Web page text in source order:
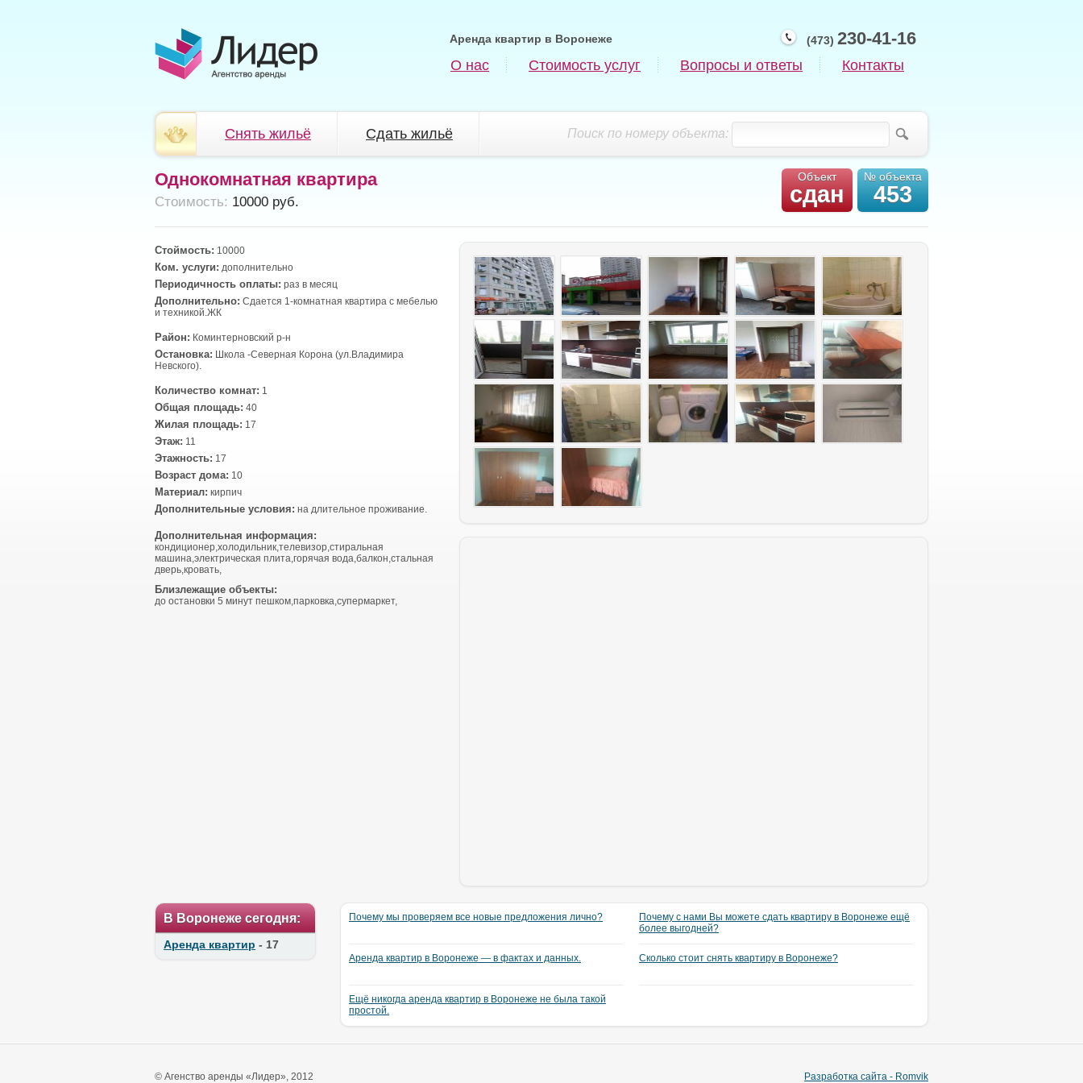
(473) 230-41-16
Аренда квартир в Воронеже
О нас Стоимость услуг Вопросы и ответы Контакты
Поиск по номеру объекта:
Снять жильё Сдать жильё
Объект
сдан
№ объекта
453
Однокомнатная квартира
Cтоимость: 10000 руб.
Стоймость: 10000
Ком. услуги: дополнительно
Периодичность оплаты: раз в месяц
Дополнительно: Сдается 1-комнатная квартира с мебелью
и техникой.ЖК
Район: Коминтерновский р-н
Остановка: Школа -Северная Корона (ул.Владимира
Невского).
Количество комнат: 1
Общая площадь: 40
Жилая площадь: 17
Этаж: 11
Этажность: 17
Возраст дома: 10
Материал: кирпич
Дополнительные условия: на длительное проживание.
Дополнительная информация:
кондиционер,холодильник,телевизор,стиральная
машина,электрическая плита,горячая вода,балкон,стальная
дверь,кровать,
Близлежащие объекты:
до остановки 5 минут пешком,парковка,супермаркет,
В Воронеже сегодня:
Аренда квартир - 17
Почему мы проверяем все новые предложения лично?
Аренда квартир в Воронеже — в фактах и данных.
Ещё никогда аренда квартир в Воронеже не была такой
простой.
Почему с нами Вы можете сдать квартиру в Воронеже ещё
более выгодней?
Сколько стоит снять квартиру в Воронеже?
© Агенство аренды «Лидер», 2012 Разработка сайта - Romvik